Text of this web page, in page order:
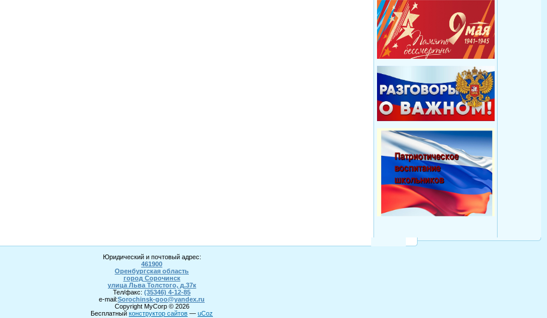
Юридический и почтовый адрес:
461900
Оренбургская область
город Сорочинск
улица Льва Толстого, д.37к
Тел/факс: (35346) 4-12-85
e-mail:Sorochinsk-goo@yandex.ru
Copyright MyCorp © 2026
Бесплатный конструктор сайтов — uCoz